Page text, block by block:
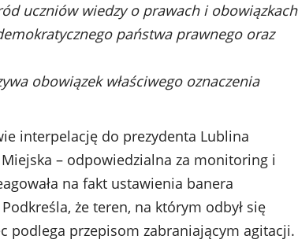
uczniów wiedzy o prawach i obowiązkach
państwa prawnego oraz
obowiązek właściwego oznaczenia
interpelację do prezydenta Lublina
– odpowiedzialna za monitoring i
na fakt ustawienia banera
że teren, na którym odbył się
podlega przepisom zabraniającym agitacji.